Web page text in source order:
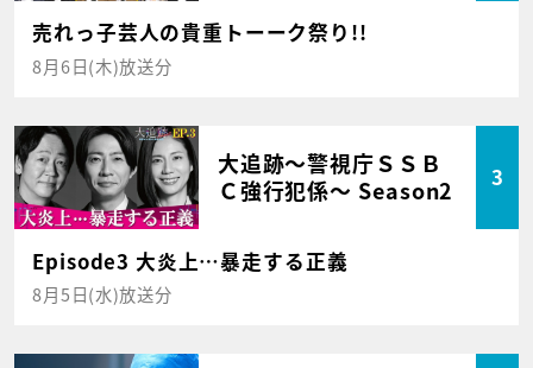
売れっ子芸人の貴重トーーク祭り!!
8月6日(木)放送分
大追跡～警視庁ＳＳＢ
Ｃ強行犯係～ Season2
3
Episode3 大炎上…暴走する正義
8月5日(水)放送分